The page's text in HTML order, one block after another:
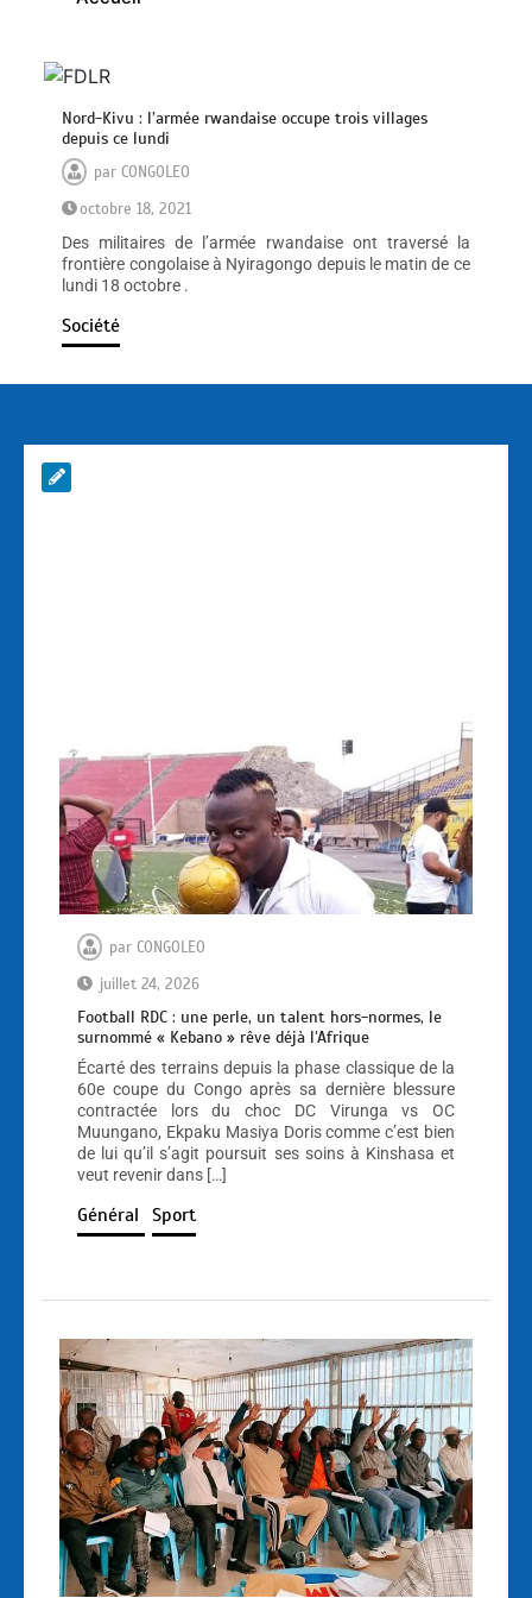
Nord-Kivu : l’armée rwandaise occupe trois villages
depuis ce lundi
parCONGOLEO
octobre 18, 2021
Des militaires de l’armée rwandaise ont traversé la
frontière congolaise à Nyiragongo depuis le matin de ce
lundi 18 octobre .
Société
par CONGOLEO
juillet 24, 2026
Football RDC : une perle, un talent hors-normes, le
surnommé « Kebano » rêve déjà l’Afrique
Écarté des terrains depuis la phase classique de la
60e coupe du Congo après sa dernière blessure
contractée lors du choc DC Virunga vs OC
Muungano, Ekpaku Masiya Doris comme c’est bien
de lui qu’il s’agit poursuit ses soins à Kinshasa et
veut revenir dans […]
Général Sport